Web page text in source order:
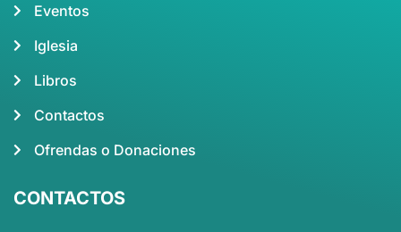
Eventos
Iglesia
Libros
Contactos
Ofrendas o Donaciones
CONTACTOS